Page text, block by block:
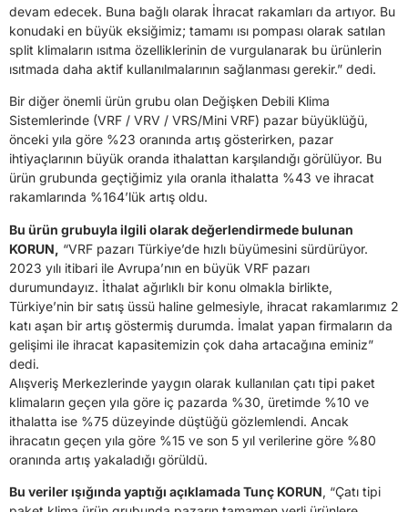
devam edecek. Buna bağlı olarak İhracat rakamları da artıyor. Bu
konudaki en büyük eksiğimiz; tamamı ısı pompası olarak satılan
split klimaların ısıtma özelliklerinin de vurgulanarak bu ürünlerin
ısıtmada daha aktif kullanılmalarının sağlanması gerekir.” dedi.
Bir diğer önemli ürün grubu olan Değişken Debili Klima
Sistemlerinde (VRF / VRV / VRS/Mini VRF) pazar büyüklüğü,
önceki yıla göre %23 oranında artış gösterirken, pazar
ihtiyaçlarının büyük oranda ithalattan karşılandığı görülüyor. Bu
ürün grubunda geçtiğimiz yıla oranla ithalatta %43 ve ihracat
rakamlarında %164’lük artış oldu.
Bu ürün grubuyla ilgili olarak değerlendirmede bulunan
KORUN, “VRF pazarı Türkiye’de hızlı büyümesini sürdürüyor.
2023 yılı itibari ile Avrupa’nın en büyük VRF pazarı
durumundayız. İthalat ağırlıklı bir konu olmakla birlikte,
Türkiye’nin bir satış üssü haline gelmesiyle, ihracat rakamlarımız 2
katı aşan bir artış göstermiş durumda. İmalat yapan firmaların da
gelişimi ile ihracat kapasitemizin çok daha artacağına eminiz”
dedi.
Alışveriş Merkezlerinde yaygın olarak kullanılan çatı tipi paket
klimaların geçen yıla göre iç pazarda %30, üretimde %10 ve
ithalatta ise %75 düzeyinde düştüğü gözlemlendi. Ancak
ihracatın geçen yıla göre %15 ve son 5 yıl verilerine göre %80
oranında artış yakaladığı görüldü.
Bu veriler ışığında yaptığı açıklamada Tunç KORUN, “Çatı tipi